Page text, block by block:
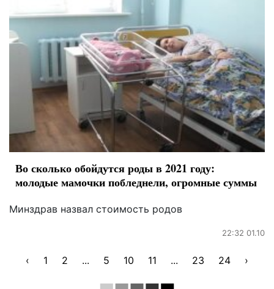
Во сколько обойдутся роды в 2021 году:
молодые мамочки побледнели, огромные суммы
Минздрав назвал стоимость родов
22:32 01.10
‹ 1 2 ... 5 10 11 ... 23 24 ›